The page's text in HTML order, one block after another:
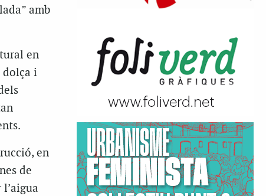
amb
en
dolça i
en
de